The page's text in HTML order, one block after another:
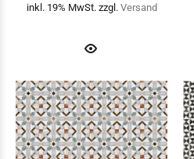
inkl. 19% MwSt. zzgl. Versand